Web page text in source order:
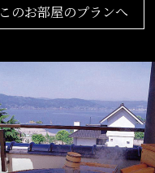
このお部屋のプランへ